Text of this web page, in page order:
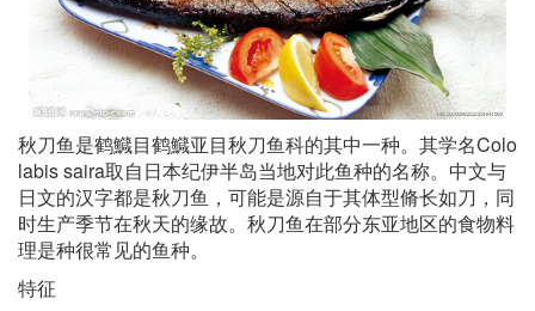
秋刀鱼是鹤鱵目鹤鱵亚目秋刀鱼科的其中一种。其学名Colo
labis saira取自日本纪伊半岛当地对此鱼种的名称。中文与
日文的汉字都是秋刀鱼，可能是源自于其体型脩长如刀，同
时生产季节在秋天的缘故。秋刀鱼在部分东亚地区的食物料
理是种很常见的鱼种。
特征